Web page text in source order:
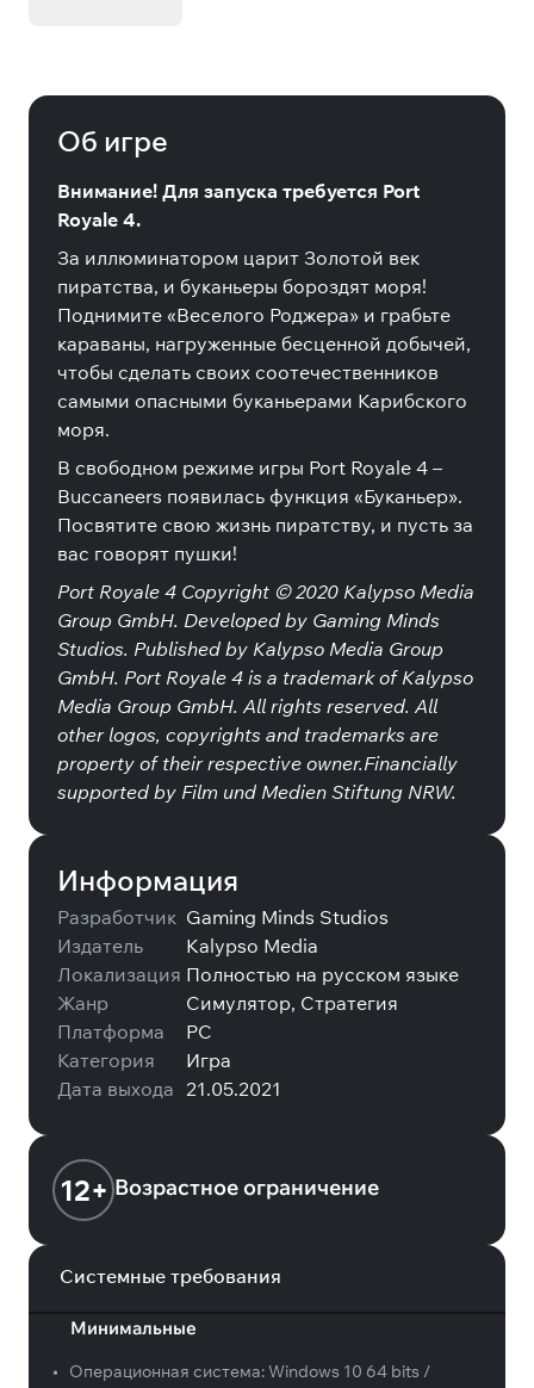
Об игре
Внимание! Для запуска требуется Port
Royale 4.
За иллюминатором царит Золотой век
пиратства, и буканьеры бороздят моря!
Поднимите «Веселого Роджера» и грабьте
караваны, нагруженные бесценной добычей,
чтобы сделать своих соотечественников
самыми опасными буканьерами Карибского
моря.
В свободном режиме игры Port Royale 4 –
Buccaneers появилась функция «Буканьер».
Посвятите свою жизнь пиратству, и пусть за
вас говорят пушки!
Port Royale 4 Copyright © 2020 Kalypso Media
Group GmbH. Developed by Gaming Minds
Studios. Published by Kalypso Media Group
GmbH. Port Royale 4 is a trademark of Kalypso
Media Group GmbH. All rights reserved. All
other logos, copyrights and trademarks are
property of their respective owner.Financially
supported by Film und Medien Stiftung NRW.
Информация
Разработчик Gaming Minds Studios
Издатель
Kalypso Media
Локализация Полностью на русском языке
Жанр
Симулятор, Стратегия
Платформа
PC
Категория
Игра
Дата выхода 21.05.2021
12+ Возрастное ограничение
Системные требования
Минимальные
• Операционная система:Windows 10 64 bits /